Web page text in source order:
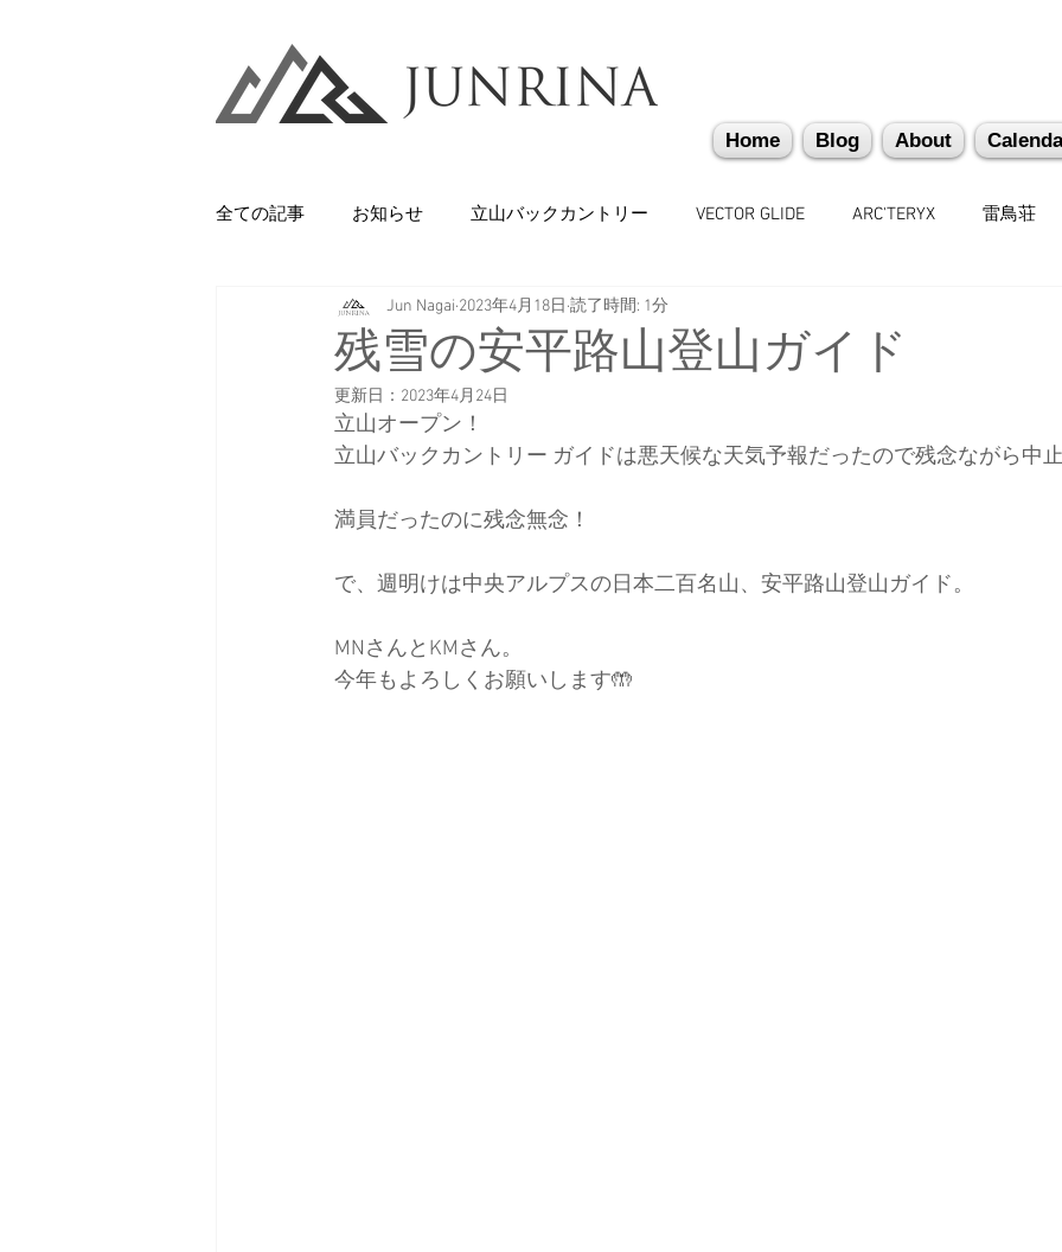
Home Blog About
全ての記事 お知らせ 立山バックカントリー VECTOR GLIDE ARC'TERYX 雷鳥荘
Backcountry 八甲田山 かぐらバックカントリー
石井スポーツ 休日 美味しいもの
日本バックカントリースキーガイド協会 中央アルプス 展示会 Sweet Protection
残雪の安平路山登山ガイド
Jun Nagai 2023年4月18日 読了時間: 1分
更新日： 2023年4月24日
立山オープン！
立山バックカントリー ガイドは悪天候な天気予報だったので残念ながら中
満員だったのに残念無念！
で、週明けは中央アルプスの日本二百名山、安平路山登山ガイド。
MNさんとKMさん。
今年もよろしくお願いします🤲